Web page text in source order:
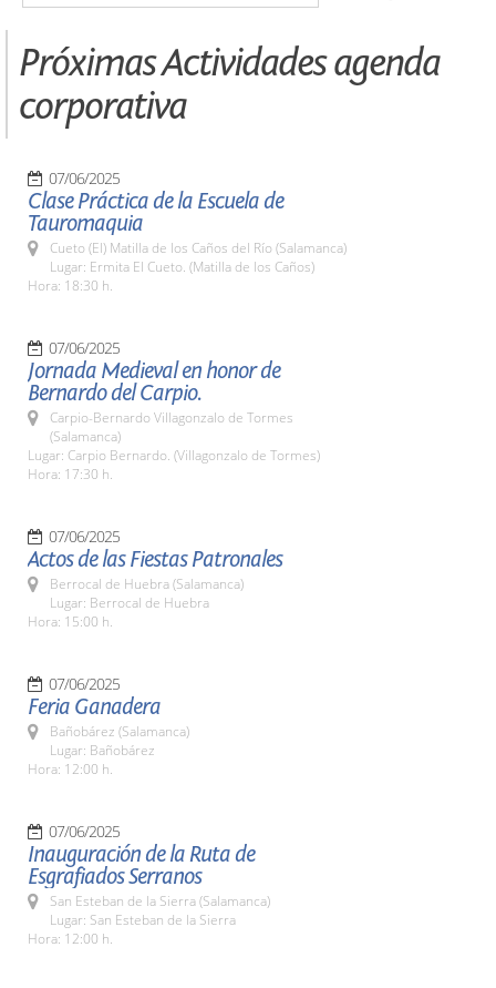
Próximas Actividades agenda
corporativa
07/06/2025
Clase Práctica de la Escuela de
Tauromaquia
Cueto (El) Matilla de los Caños del Río (Salamanca)
Lugar: Ermita El Cueto. (Matilla de los Caños)
Hora: 18:30 h.
07/06/2025
Jornada Medieval en honor de
Bernardo del Carpio.
Carpio-Bernardo Villagonzalo de Tormes
(Salamanca)
Lugar: Carpio Bernardo. (Villagonzalo de Tormes)
Hora: 17:30 h.
07/06/2025
Actos de las Fiestas Patronales
Berrocal de Huebra (Salamanca)
Lugar: Berrocal de Huebra
Hora: 15:00 h.
07/06/2025
Feria Ganadera
Bañobárez (Salamanca)
Lugar: Bañobárez
Hora: 12:00 h.
07/06/2025
Inauguración de la Ruta de
Esgrafiados Serranos
San Esteban de la Sierra (Salamanca)
Lugar: San Esteban de la Sierra
Hora: 12:00 h.